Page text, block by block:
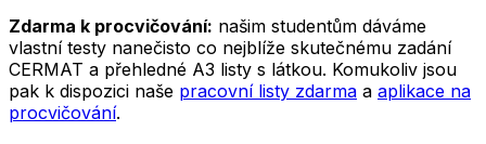
Zdarma k procvičování: našim studentům dáváme
vlastní testy nanečisto co nejblíže skutečnému zadání
CERMAT a přehledné A3 listy s látkou. Komukoliv jsou
pak k dispozici naše pracovní listy zdarma a aplikace na
procvičování.